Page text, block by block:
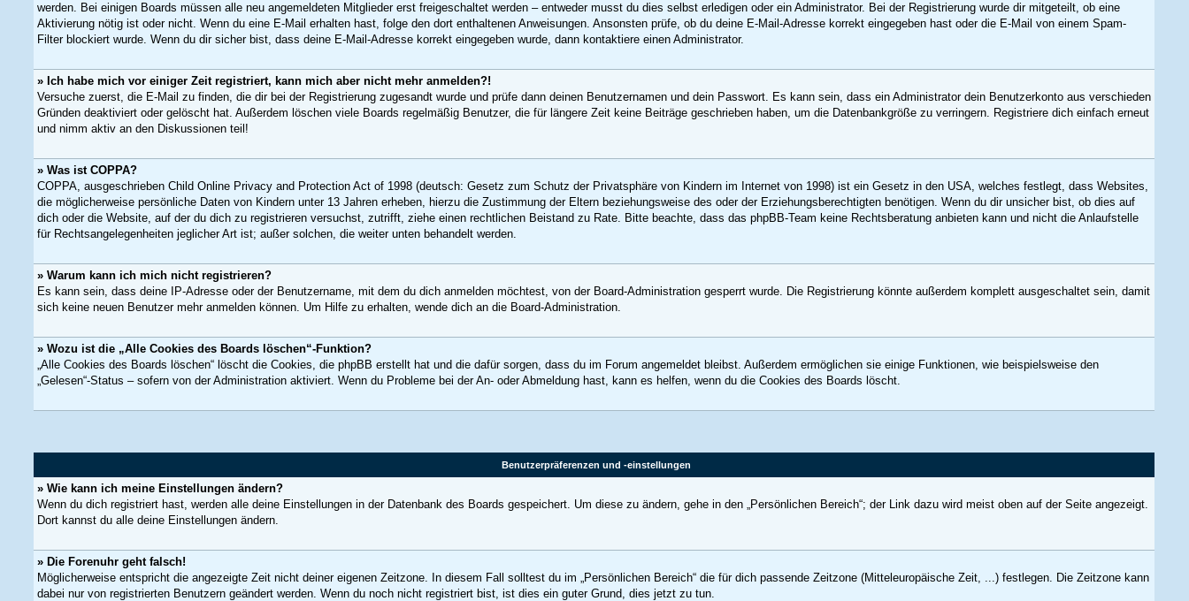
werden. Bei einigen Boards müssen alle neu angemeldeten Mitglieder erst freigeschaltet werden – entweder musst du dies selbst erledigen oder ein Administrator. Bei der Registrierung wurde dir mitgeteilt, ob eine
Aktivierung nötig ist oder nicht. Wenn du eine E-Mail erhalten hast, folge den dort enthaltenen Anweisungen. Ansonsten prüfe, ob du deine E-Mail-Adresse korrekt eingegeben hast oder die E-Mail von einem Spam-
Filter blockiert wurde. Wenn du dir sicher bist, dass deine E-Mail-Adresse korrekt eingegeben wurde, dann kontaktiere einen Administrator.
» Ich habe mich vor einiger Zeit registriert, kann mich aber nicht mehr anmelden?!
Versuche zuerst, die E-Mail zu finden, die dir bei der Registrierung zugesandt wurde und prüfe dann deinen Benutzernamen und dein Passwort. Es kann sein, dass ein Administrator dein Benutzerkonto aus verschieden
Gründen deaktiviert oder gelöscht hat. Außerdem löschen viele Boards regelmäßig Benutzer, die für längere Zeit keine Beiträge geschrieben haben, um die Datenbankgröße zu verringern. Registriere dich einfach erneut
und nimm aktiv an den Diskussionen teil!
» Was ist COPPA?
COPPA, ausgeschrieben Child Online Privacy and Protection Act of 1998 (deutsch: Gesetz zum Schutz der Privatsphäre von Kindern im Internet von 1998) ist ein Gesetz in den USA, welches festlegt, dass Websites,
die möglicherweise persönliche Daten von Kindern unter 13 Jahren erheben, hierzu die Zustimmung der Eltern beziehungsweise des oder der Erziehungsberechtigten benötigen. Wenn du dir unsicher bist, ob dies auf
dich oder die Website, auf der du dich zu registrieren versuchst, zutrifft, ziehe einen rechtlichen Beistand zu Rate. Bitte beachte, dass das phpBB-Team keine Rechtsberatung anbieten kann und nicht die Anlaufstelle
für Rechtsangelegenheiten jeglicher Art ist; außer solchen, die weiter unten behandelt werden.
» Warum kann ich mich nicht registrieren?
Es kann sein, dass deine IP-Adresse oder der Benutzername, mit dem du dich anmelden möchtest, von der Board-Administration gesperrt wurde. Die Registrierung könnte außerdem komplett ausgeschaltet sein, damit
sich keine neuen Benutzer mehr anmelden können. Um Hilfe zu erhalten, wende dich an die Board-Administration.
» Wozu ist die „Alle Cookies des Boards löschen“-Funktion?
„Alle Cookies des Boards löschen“ löscht die Cookies, die phpBB erstellt hat und die dafür sorgen, dass du im Forum angemeldet bleibst. Außerdem ermöglichen sie einige Funktionen, wie beispielsweise den
„Gelesen“-Status – sofern von der Administration aktiviert. Wenn du Probleme bei der An- oder Abmeldung hast, kann es helfen, wenn du die Cookies des Boards löscht.
Benutzerpräferenzen und -einstellungen
» Wie kann ich meine Einstellungen ändern?
Wenn du dich registriert hast, werden alle deine Einstellungen in der Datenbank des Boards gespeichert. Um diese zu ändern, gehe in den „Persönlichen Bereich“; der Link dazu wird meist oben auf der Seite angezeigt.
Dort kannst du alle deine Einstellungen ändern.
» Die Forenuhr geht falsch!
Möglicherweise entspricht die angezeigte Zeit nicht deiner eigenen Zeitzone. In diesem Fall solltest du im „Persönlichen Bereich“ die für dich passende Zeitzone (Mitteleuropäische Zeit, ...) festlegen. Die Zeitzone kann
dabei nur von registrierten Benutzern geändert werden. Wenn du noch nicht registriert bist, ist dies ein guter Grund, dies jetzt zu tun.